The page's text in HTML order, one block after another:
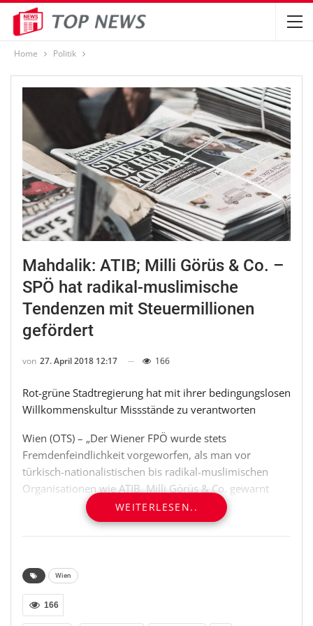
Home Politik
Mahdalik: ATIB; Milli Görüs & Co. –
SPÖ hat radikal-muslimische
Tendenzen mit Steuermillionen
gefördert
von 27. April 2018 12:17 166
Rot-grüne Stadtregierung hat mit ihrer bedingungslosen
Willkommenskultur Missstände zu verantworten
Wien (OTS) – „Der Wiener FPÖ wurde stets
Fremdenfeindlichkeit vorgeworfen, als man vor
türkisch-nationalistischen bis radikal-muslimischen
Organisationen wie ATIB, Milli Görüs & Co. gewarnt
haben, die offenbar Kinder für Kriegsspiele zu Ehren
Erdogans in Wiener Moscheen missbrauchen“, so FPÖ-
Klubobmann Toni Mahdalik in seiner heutigen Rede in
dürfe nicht noch stärker zum Spielplatz für radikal-
der den verlängerten Arm des türkischen Präsidenten
Erdogan verkörpert. Diese Machenschaften müssten
WEITERLESEN..
Wien
166